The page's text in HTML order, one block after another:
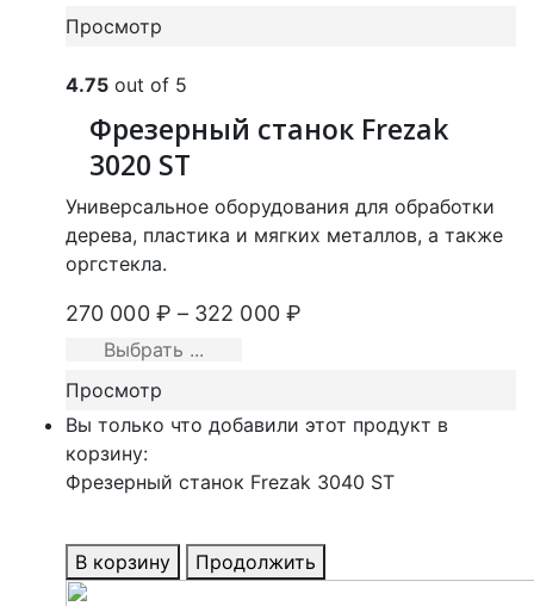
Просмотр
4.75 out of 5
Фрезерный станок Frezak
3020 ST
Универсальное оборудования для обработки
дерева, пластика и мягких металлов, а также
оргстекла.
270 000 ₽ – 322 000 ₽
Выбрать ...
Просмотр
Вы только что добавили этот продукт в
корзину:
Фрезерный станок Frezak 3040 ST
В корзину Продолжить